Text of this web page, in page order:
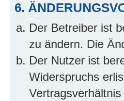
6.
Der Betreiber ist
zu ändern. Die
Der Nutzer ist
Widerspruchs